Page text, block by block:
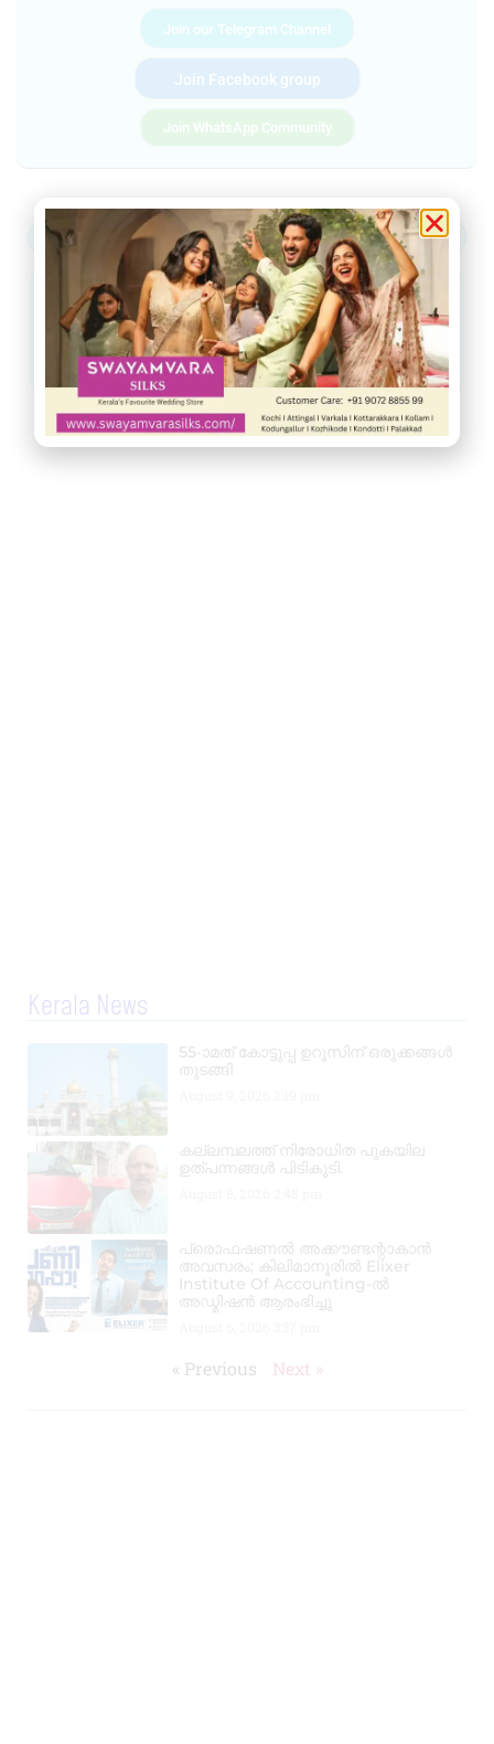
Join our Telegram Channel
Join Facebook group
Join WhatsApp Community
ആറ്റിങ്ങൽ വർക്കല ചിറയിൻകീഴ്
നെടുമങ്ങാട് വാമനപുരം കാട്ടാക്കട
അരുവിക്കര ചുറ്റുവട്ടം ഇൻഫോ
Kerala News
55-ാമത് കോട്ടുപ്പ ഉറൂസിന് ഒരുക്കങ്ങൾ
തുടങ്ങി
കല്ലമ്പലത്ത് നിരോധിത പുകയില
ഉത്പന്നങ്ങൾ പിടികൂടി.
പ്രൊഫഷണൽ അക്കൗണ്ടന്റാകാൻ
അവസരം; കിലിമാനൂരിൽ Elixer
Institute Of Accounting-ൽ
അഡ്മിഷൻ ആരംഭിച്ചു
« Previous Next »